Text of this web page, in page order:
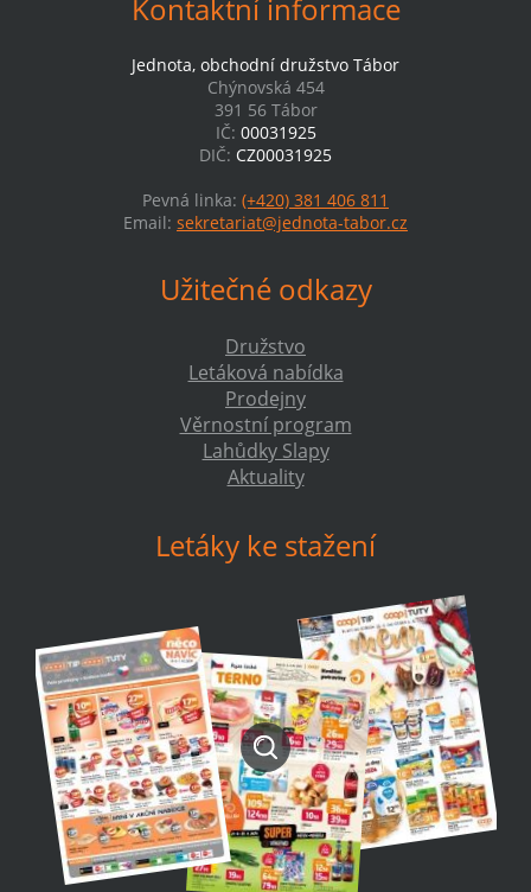
Kontaktní informace
Jednota, obchodní družstvo Tábor
Chýnovská 454
391 56 Tábor
IČ: 00031925
DIČ: CZ00031925
Pevná linka: (+420) 381 406 811
Email: sekretariat@jednota-tabor.cz
Užitečné odkazy
Družstvo
Letáková nabídka
Prodejny
Věrnostní program
Lahůdky Slapy
Aktuality
Letáky ke stažení